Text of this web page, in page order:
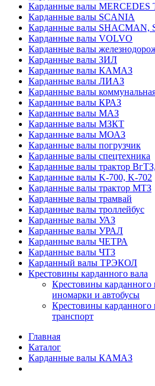
Карданные валы MERCEDES
Карданные валы SCANIA
Карданные валы SHACMAN,
Карданные валы VOLVO
Карданные валы
Карданные валы ЗИЛ
Карданные валы КАМАЗ
Карданные валы ЛИАЗ
Карданные валы
Карданные валы КРАЗ
Карданные валы МАЗ
Карданные валы МЗКТ
Карданные валы МОАЗ
Карданные валы погрузчик
Карданные валы спецтехника
Карданные валы трактор
Карданные валы K-700, K-702
Карданные валы трактор МТЗ
Карданные валы трамвай
Карданные валы троллейбус
Карданные валы УАЗ
Карданные валы УРАЛ
Карданные валы ЧЕТРА
Карданные валы ЧТЗ
Карданный валы ТРЭКОЛ
Крестовины карданного вала
Крестовины карданного
иномарки и автобусы
Крестовины карданного
транспорт
Главная
Каталог
Карданные валы КАМАЗ